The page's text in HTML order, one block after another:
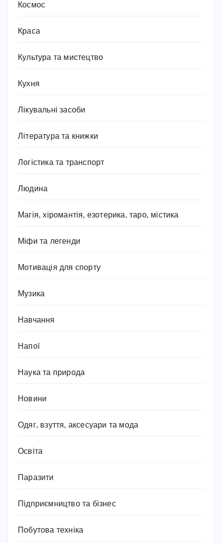
Космос
Краса
Культура та мистецтво
Кухня
Лікувальні засоби
Література та книжки
Логістика та транспорт
Людина
Магія, хіромантія, езотерика, таро, містика
Міфи та легенди
Мотивація для спорту
Музика
Навчання
Напої
Наука та природа
Новини
Одяг, взуття, аксесуари та мода
Освіта
Паразити
Підприємництво та бізнес
Побутова техніка